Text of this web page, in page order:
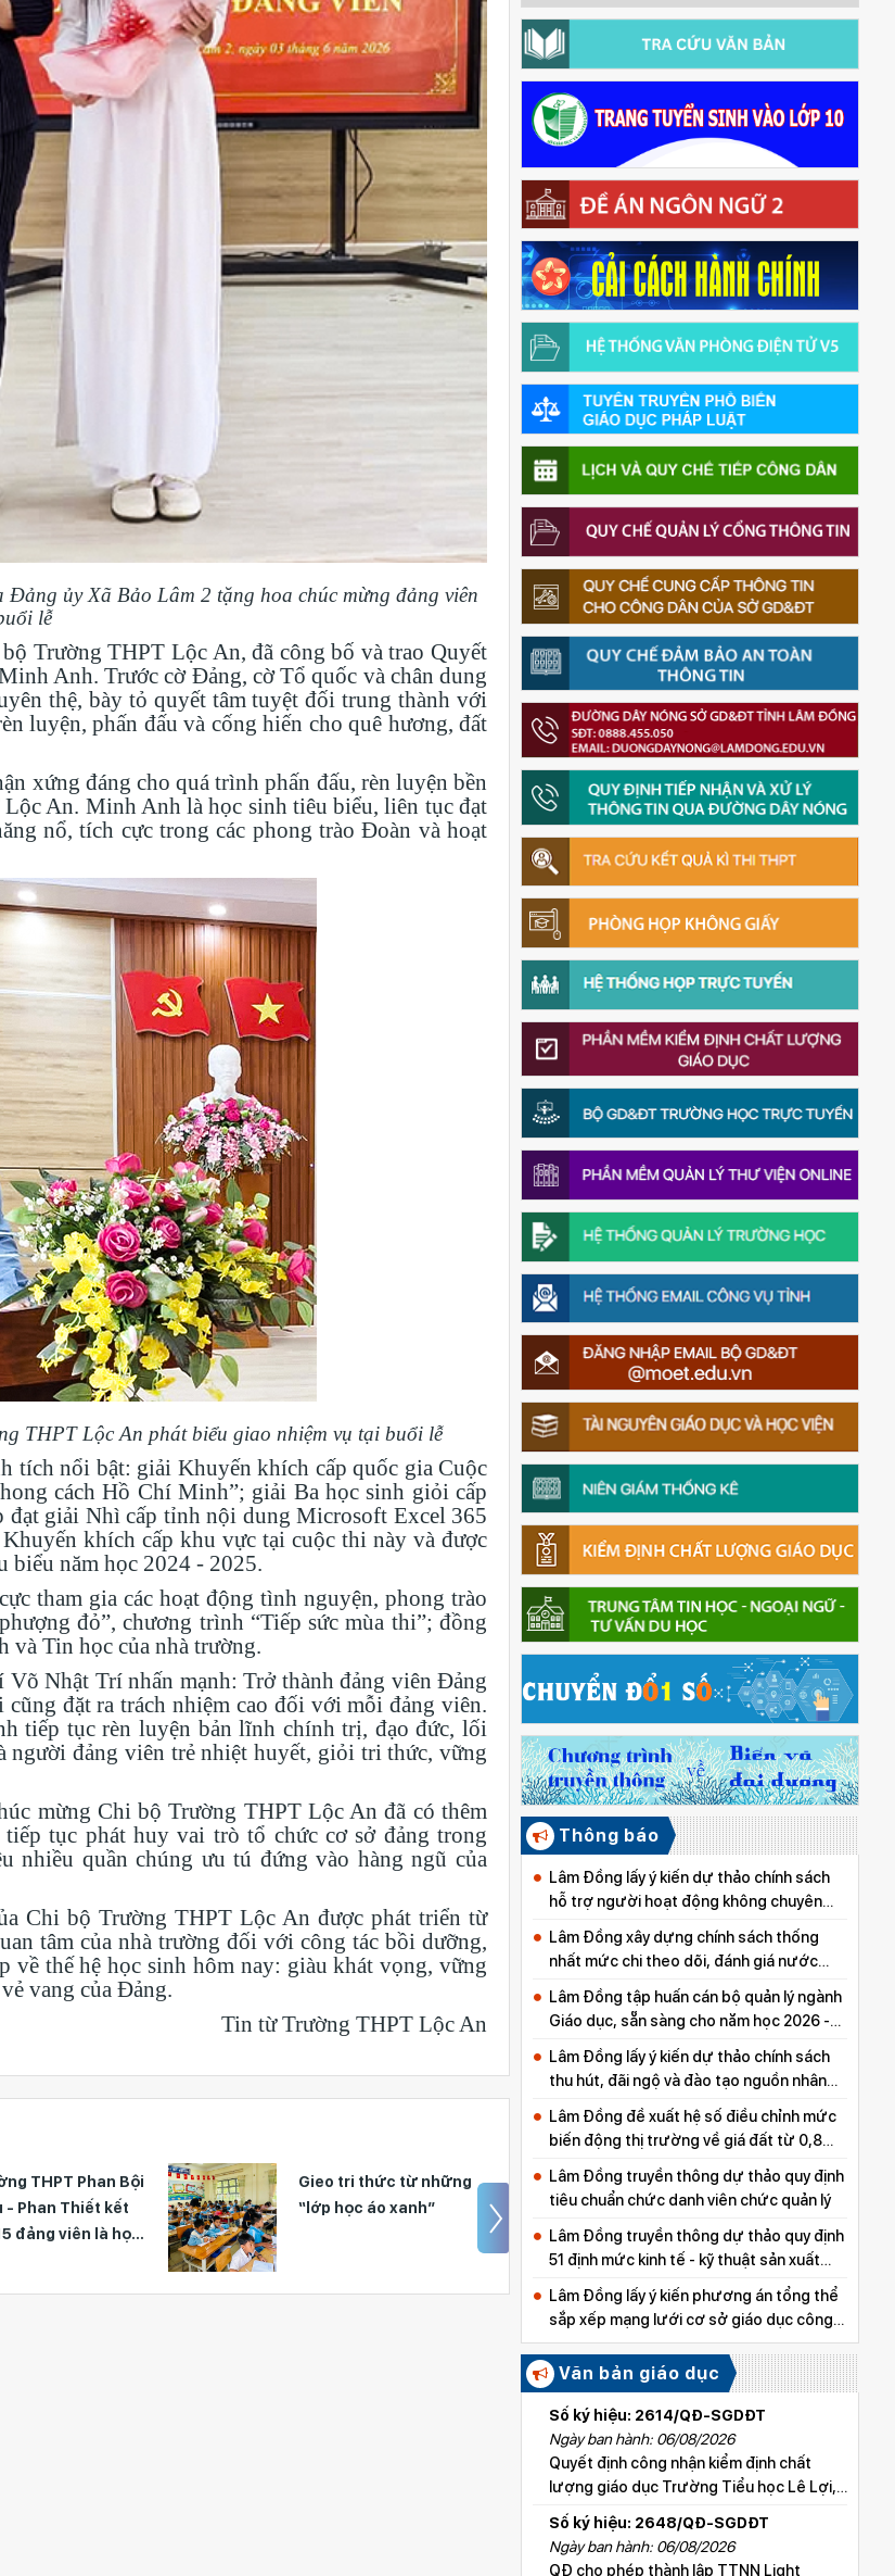
ủy Xã Bảo Lâm 2 tặng hoa chúc mừng đảng viên
lễ
Trường THPT Lộc An, đã công bố và trao Quyết
Anh. Trước cờ Đảng, cờ Tổ quốc và chân dung
thệ, bày tỏ quyết tâm tuyệt đối trung thành với
luyện, phấn đấu và cống hiến cho quê hương, đất
xứng đáng cho quá trình phấn đấu, rèn luyện bền
An. Minh Anh là học sinh tiêu biểu, liên tục đạt
nổ, tích cực trong các phong trào Đoàn và hoạt
THPT Lộc An phát biểu giao nhiệm vụ tại buổi lễ
tích nổi bật: giải Khuyến khích cấp quốc gia Cuộc
cách Hồ Chí Minh”; giải Ba học sinh giỏi cấp
giải Nhì cấp tỉnh nội dung Microsoft Excel 365
khích cấp khu vực tại cuộc thi này và được
năm học 2024 - 2025.
tham gia các hoạt động tình nguyện, phong trào
đỏ”, chương trình “Tiếp sức mùa thi”; đồng
và Tin học của nhà trường.
Nhật Trí nhấn mạnh: Trở thành đảng viên Đảng
đặt ra trách nhiệm cao đối với mỗi đảng viên.
tiếp tục rèn luyện bản lĩnh chính trị, đạo đức, lối
người đảng viên trẻ nhiệt huyết, giỏi tri thức, vững
mừng Chi bộ Trường THPT Lộc An đã có thêm
tục phát huy vai trò tổ chức cơ sở đảng trong
nhiều quần chúng ưu tú đứng vào hàng ngũ của
Chi bộ Trường THPT Lộc An được phát triển từ
tâm của nhà trường đối với công tác bồi dưỡng,
về thế hệ học sinh hôm nay: giàu khát vọng, vững
vang của Đảng.
Tin từTrường THPT Lộc An
Phan Bội
Thiết kết
viên là học
học
Gieo tri thức từ những
“lớp học áo xanh”
Trường THPT Hàm
Thuận Bắc kết nạp 11
đảng viên mới là học
sinh
Thông báo
Lâm Đồng lấy ý kiến dự thảo chính sách
hỗ trợ người hoạt động không chuyên
trách nghỉ việc khi sắp xếp thôn, tổ dân
phố
Lâm Đồng xây dựng chính sách thống
nhất mức chi theo dõi, đánh giá nước
sạch nông thôn
Lâm Đồng tập huấn cán bộ quản lý ngành
Giáo dục, sẵn sàng cho năm học 2026 -
Lâm Đồng lấy ý kiến dự thảo chính sách
thu hút, đãi ngộ và đào tạo nguồn nhân
lực y tế
Lâm Đồng đề xuất hệ số điều chỉnh mức
biến động thị trường về giá đất từ 0,8
đến 5,0
Lâm Đồng truyền thông dự thảo quy định
tiêu chuẩn chức danh viên chức quản lý
Lâm Đồng truyền thông dự thảo quy định
51 định mức kinh tế - kỹ thuật sản xuất
giống cây trồng, thủy sản
Lâm Đồng lấy ý kiến phương án tổng thể
sắp xếp mạng lưới cơ sở giáo dục công
lập
Văn bản giáo dục
Số ký hiệu: 2614/QĐ-SGDĐT
Ngày ban hành: 06/08/2026
Quyết định công nhận kiểm định chất
lượng giáo dục Trường Tiểu học Lê Lợi,
xã Hoài Đức
Số ký hiệu: 2648/QĐ-SGDĐT
Ngày ban hành: 06/08/2026
QĐ cho phép thành lập TTNN Light